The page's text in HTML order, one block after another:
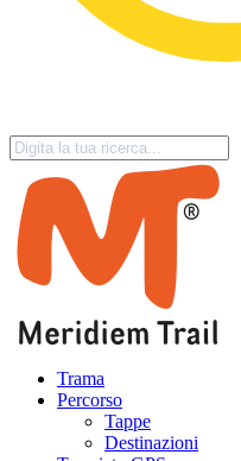
Trama
Percorso
Tappe
Destinazioni